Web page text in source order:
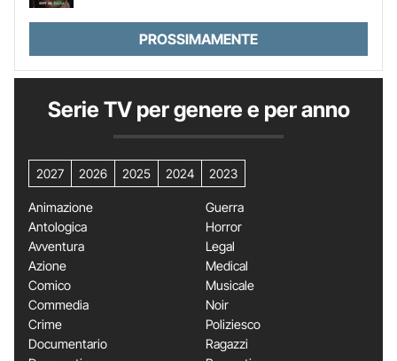
PROSSIMAMENTE
Serie TV per genere e per anno
2027 2026 2025 2024 2023
Animazione
Antologica
Avventura
Azione
Comico
Commedia
Crime
Documentario
Guerra
Horror
Legal
Medical
Musicale
Noir
Poliziesco
Ragazzi